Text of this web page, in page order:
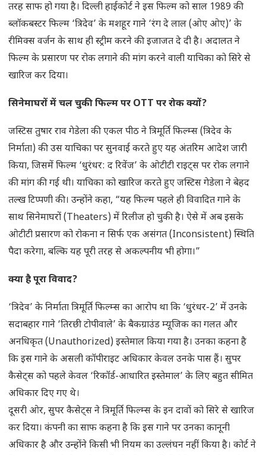
तरह साफ हो गया है। दिल्ली हाईकोर्ट ने इस फिल्म को साल 1989 की
ब्लॉकबस्टर फिल्म ‘त्रिदेव’ के मशहूर गाने ‘रंग दे लाल (ओए ओए)’ के
रीमिक्स वर्जन के साथ ही स्ट्रीम करने की इजाजत दे दी है। अदालत ने
फिल्म के प्रसारण पर रोक लगाने की मांग करने वाली याचिका को सिरे से
खारिज कर दिया।
सिनेमाघरों में चल चुकी फिल्म पर OTT पर रोक क्यों?
जस्टिस तुषार राव गेडेला की एकल पीठ ने त्रिमूर्ति फिल्म्स (त्रिदेव के
निर्माता) की उस याचिका पर सुनवाई करते हुए यह अंतरिम आदेश जारी
किया, जिसमें फिल्म ‘धुरंधर: द रिवेंज’ के ओटीटी राइट्स पर रोक लगाने
की मांग की गई थी। याचिका को खारिज करते हुए जस्टिस गेडेला ने बेहद
तल्ख टिप्पणी की। उन्होंने कहा, “यह फिल्म पहले ही विवादित गाने के
साथ सिनेमाघरों (Theaters) में रिलीज हो चुकी है। ऐसे में अब इसके
ओटीटी प्रसारण को रोकना न सिर्फ एक असंगत (Inconsistent) स्थिति
पैदा करेगा, बल्कि यह पूरी तरह से अकल्पनीय भी होगा।”
क्या है पूरा विवाद?
‘त्रिदेव’ के निर्माता त्रिमूर्ति फिल्म्स का आरोप था कि ‘धुरंधर-2’ में उनके
सदाबहार गाने ‘तिरछी टोपीवाले’ के बैकग्राउंड म्यूजिक का गलत और
अनधिकृत (Unauthorized) इस्तेमाल किया गया है। उनका कहना है
कि इस गाने के असली कॉपीराइट अधिकार केवल उनके पास हैं। सुपर
कैसेट्स को पहले केवल ‘रिकॉर्ड-आधारित इस्तेमाल’ के लिए बहुत सीमित
अधिकार दिए गए थे।
दूसरी ओर, सुपर कैसेट्स ने त्रिमूर्ति फिल्म्स के इन दावों को सिरे से खारिज
कर दिया। कंपनी का साफ कहना है कि इस गाने पर उनका कानूनी
अधिकार है और उन्होंने किसी भी नियम का उल्लंघन नहीं किया है। कोर्ट ने